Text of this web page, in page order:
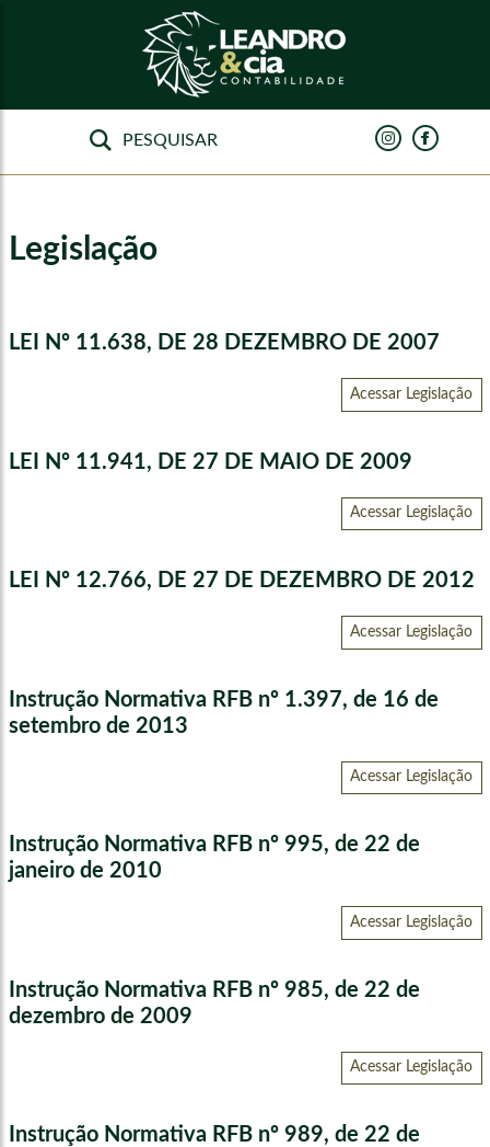
Legislação
LEI Nº 11.638, DE 28 DEZEMBRO DE 2007
Acessar Legislação
LEI Nº 11.941, DE 27 DE MAIO DE 2009
Acessar Legislação
LEI Nº 12.766, DE 27 DE DEZEMBRO DE 2012
Acessar Legislação
Instrução Normativa RFB nº 1.397, de 16 de
setembro de 2013
Acessar Legislação
Instrução Normativa RFB nº 995, de 22 de
janeiro de 2010
Acessar Legislação
Instrução Normativa RFB nº 985, de 22 de
dezembro de 2009
Acessar Legislação
Instrução Normativa RFB nº 989, de 22 de